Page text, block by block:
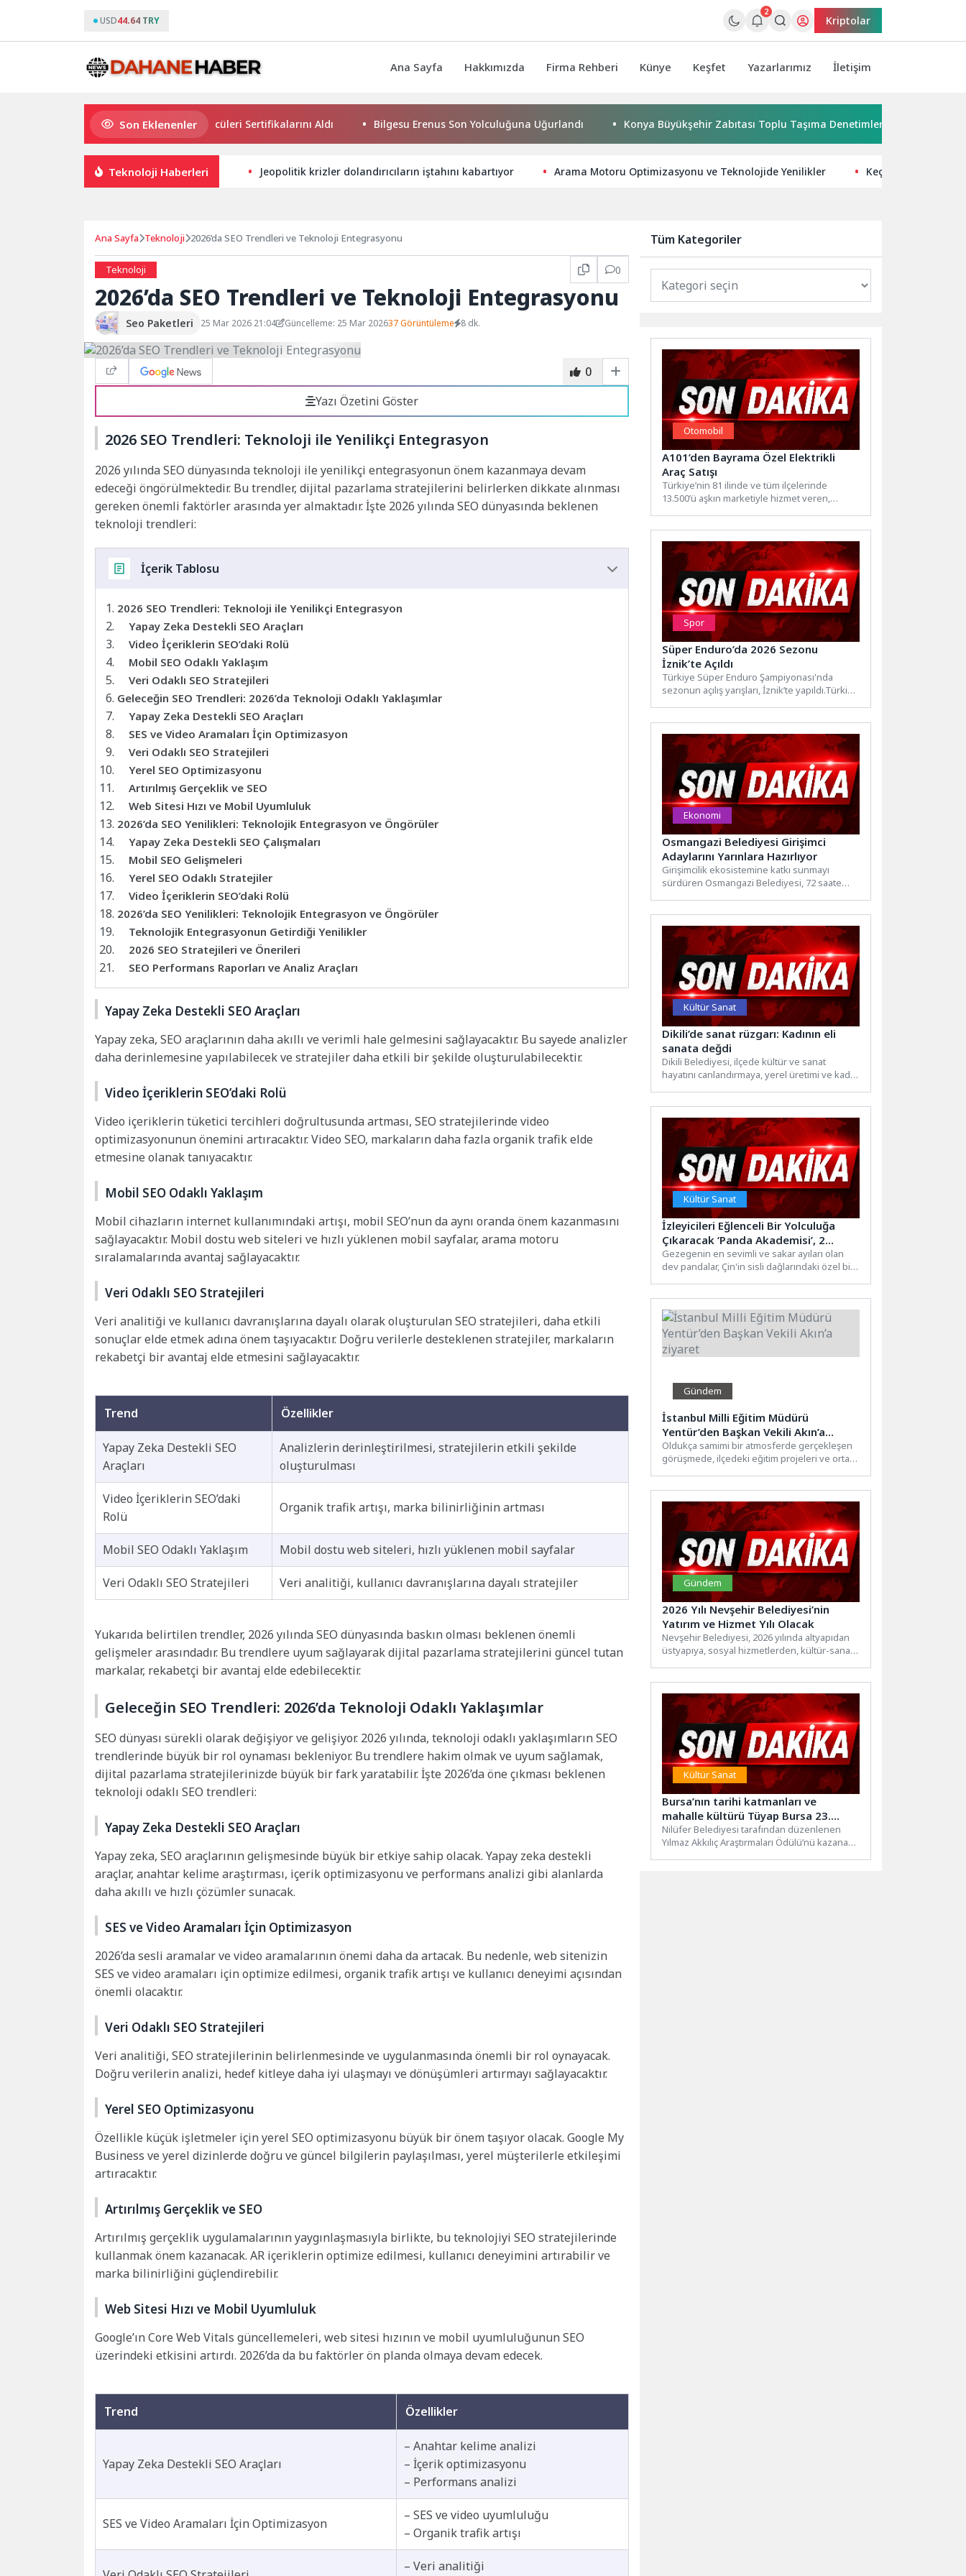
USD44.64 TRY
2
Kriptolar
Ana Sayfa Hakkımızda Firma Rehberi Künye Keşfet Yazarlarımız İletişim
Son Eklenenler
Osmangazi’de Geleceğin Yüzücüleri Sertifikalarını Aldı Bilgesu Erenus Son Yolculuğuna Uğurlandı Konya Büyükşehir Zabıtası Toplu Taşıma Denetimlerini Sürdürüyor
Teknoloji Haberleri Jeopolitik krizler dolandırıcıların iştahını kabartıyor Arama Motoru Optimizasyonu ve Teknolojide Yenilikler Keçiören
Ana Sayfa Teknoloji 2026’da SEO Trendleri ve Teknoloji Entegrasyonu
Teknoloji 0
2026’da SEO Trendleri ve Teknoloji Entegrasyonu
Seo Paketleri 25 Mar 2026 21:04 Güncelleme: 25 Mar 202637 Görüntüleme 8 dk.
0
Yazı Özetini Göster
2026 SEO Trendleri: Teknoloji ile Yenilikçi Entegrasyon
2026 yılında SEO dünyasında teknoloji ile yenilikçi entegrasyonun önem kazanmaya devam
edeceği öngörülmektedir. Bu trendler, dijital pazarlama stratejilerini belirlerken dikkate alınması
gereken önemli faktörler arasında yer almaktadır. İşte 2026 yılında SEO dünyasında beklenen
teknoloji trendleri:
İçerik Tablosu
2026 SEO Trendleri: Teknoloji ile Yenilikçi Entegrasyon
Yapay Zeka Destekli SEO Araçları
Video İçeriklerin SEO’daki Rolü
Mobil SEO Odaklı Yaklaşım
Veri Odaklı SEO Stratejileri
Geleceğin SEO Trendleri: 2026’da Teknoloji Odaklı Yaklaşımlar
Yapay Zeka Destekli SEO Araçları
SES ve Video Aramaları İçin Optimizasyon
Veri Odaklı SEO Stratejileri
Yerel SEO Optimizasyonu
Artırılmış Gerçeklik ve SEO
Web Sitesi Hızı ve Mobil Uyumluluk
2026’da SEO Yenilikleri: Teknolojik Entegrasyon ve Öngörüler
Yapay Zeka Destekli SEO Çalışmaları
Mobil SEO Gelişmeleri
Yerel SEO Odaklı Stratejiler
Video İçeriklerin SEO’daki Rolü
2026’da SEO Yenilikleri: Teknolojik Entegrasyon ve Öngörüler
Teknolojik Entegrasyonun Getirdiği Yenilikler
2026 SEO Stratejileri ve Önerileri
SEO Performans Raporları ve Analiz Araçları
Yapay Zeka Destekli SEO Araçları
Yapay zeka, SEO araçlarının daha akıllı ve verimli hale gelmesini sağlayacaktır. Bu sayede analizler
daha derinlemesine yapılabilecek ve stratejiler daha etkili bir şekilde oluşturulabilecektir.
Video İçeriklerin SEO’daki Rolü
Video içeriklerin tüketici tercihleri doğrultusunda artması, SEO stratejilerinde video
optimizasyonunun önemini artıracaktır. Video SEO, markaların daha fazla organik trafik elde
etmesine olanak tanıyacaktır.
Mobil SEO Odaklı Yaklaşım
Mobil cihazların internet kullanımındaki artışı, mobil SEO’nun da aynı oranda önem kazanmasını
sağlayacaktır. Mobil dostu web siteleri ve hızlı yüklenen mobil sayfalar, arama motoru
sıralamalarında avantaj sağlayacaktır.
Veri Odaklı SEO Stratejileri
Veri analitiği ve kullanıcı davranışlarına dayalı olarak oluşturulan SEO stratejileri, daha etkili
sonuçlar elde etmek adına önem taşıyacaktır. Doğru verilerle desteklenen stratejiler, markaların
rekabetçi bir avantaj elde etmesini sağlayacaktır.
Trend Özellikler
Yapay Zeka Destekli SEO
Araçları
Analizlerin derinleştirilmesi, stratejilerin etkili şekilde
oluşturulması
Video İçeriklerin SEO’daki
Rolü
Organik trafik artışı, marka bilinirliğinin artması
Mobil SEO Odaklı Yaklaşım Mobil dostu web siteleri, hızlı yüklenen mobil sayfalar
Veri Odaklı SEO Stratejileri Veri analitiği, kullanıcı davranışlarına dayalı stratejiler
Yukarıda belirtilen trendler, 2026 yılında SEO dünyasında baskın olması beklenen önemli
gelişmeler arasındadır. Bu trendlere uyum sağlayarak dijital pazarlama stratejilerini güncel tutan
markalar, rekabetçi bir avantaj elde edebilecektir.
Geleceğin SEO Trendleri: 2026’da Teknoloji Odaklı Yaklaşımlar
SEO dünyası sürekli olarak değişiyor ve gelişiyor. 2026 yılında, teknoloji odaklı yaklaşımların SEO
trendlerinde büyük bir rol oynaması bekleniyor. Bu trendlere hakim olmak ve uyum sağlamak,
dijital pazarlama stratejilerinizde büyük bir fark yaratabilir. İşte 2026’da öne çıkması beklenen
teknoloji odaklı SEO trendleri:
Yapay Zeka Destekli SEO Araçları
Yapay zeka, SEO araçlarının gelişmesinde büyük bir etkiye sahip olacak. Yapay zeka destekli
araçlar, anahtar kelime araştırması, içerik optimizasyonu ve performans analizi gibi alanlarda
daha akıllı ve hızlı çözümler sunacak.
SES ve Video Aramaları İçin Optimizasyon
2026’da sesli aramalar ve video aramalarının önemi daha da artacak. Bu nedenle, web sitenizin
SES ve video aramaları için optimize edilmesi, organik trafik artışı ve kullanıcı deneyimi açısından
önemli olacaktır.
Veri Odaklı SEO Stratejileri
Veri analitiği, SEO stratejilerinin belirlenmesinde ve uygulanmasında önemli bir rol oynayacak.
Doğru verilerin analizi, hedef kitleye daha iyi ulaşmayı ve dönüşümleri artırmayı sağlayacaktır.
Yerel SEO Optimizasyonu
Özellikle küçük işletmeler için yerel SEO optimizasyonu büyük bir önem taşıyor olacak. Google My
Business ve yerel dizinlerde doğru ve güncel bilgilerin paylaşılması, yerel müşterilerle etkileşimi
artıracaktır.
Artırılmış Gerçeklik ve SEO
Artırılmış gerçeklik uygulamalarının yaygınlaşmasıyla birlikte, bu teknolojiyi SEO stratejilerinde
kullanmak önem kazanacak. AR içeriklerin optimize edilmesi, kullanıcı deneyimini artırabilir ve
marka bilinirliğini güçlendirebilir.
Web Sitesi Hızı ve Mobil Uyumluluk
Google’ın Core Web Vitals güncellemeleri, web sitesi hızının ve mobil uyumluluğunun SEO
üzerindeki etkisini artırdı. 2026’da da bu faktörler ön planda olmaya devam edecek.
Trend Özellikler
Yapay Zeka Destekli SEO Araçları
– Anahtar kelime analizi
– İçerik optimizasyonu
– Performans analizi
SES ve Video Aramaları İçin Optimizasyon
– SES ve video uyumluluğu
– Organik trafik artışı
– Veri analitiği
Tüm Kategoriler
Otomobil
A101’den Bayrama Özel Elektrikli
Araç Satışı
Türkiye’nin 81 ilinde ve tüm ilçelerinde
13.500’ü aşkın marketiyle hizmet veren,
Spor
Süper Enduro’da 2026 Sezonu
İznik’te Açıldı
Türkiye Süper Enduro Şampiyonası'nda
sezonun açılış yarışları, İznik’te yapıldı.Türkiye
Ekonomi
Osmangazi Belediyesi Girişimci
Adaylarını Yarınlara Hazırlıyor
Girişimcilik ekosistemine katkı sunmayı
sürdüren Osmangazi Belediyesi, 72 saate
Kültür Sanat
Dikili’de sanat rüzgarı: Kadının eli
sanata değdi
Dikili Belediyesi, ilçede kültür ve sanat
hayatını canlandırmaya, yerel üretimi ve kadın
Kültür Sanat
İzleyicileri Eğlenceli Bir Yolculuğa
Çıkaracak ‘Panda Akademisi’, 2
Ağustos Pazar Saat 20.00’de
National Geographic WILD
Ekranlarında Başlıyor!
Gezegenin en sevimli ve sakar ayıları olan
dev pandalar, Çin'in sisli dağlarındaki özel bir
Gündem
İstanbul Milli Eğitim Müdürü
Yentür’den Başkan Vekili Akın’a
ziyaret
Oldukça samimi bir atmosferde gerçekleşen
görüşmede, ilçedeki eğitim projeleri ve ortak
Gündem
2026 Yılı Nevşehir Belediyesi’nin
Yatırım ve Hizmet Yılı Olacak
Nevşehir Belediyesi, 2026 yılında altyapıdan
üstyapıya, sosyal hizmetlerden, kültür-sanat
Kültür Sanat
Bursa’nın tarihi katmanları ve
mahalle kültürü Tüyap Bursa 23.
Kitap Fuarı’nda konuşuldu
Nilüfer Belediyesi tarafından düzenlenen
Yılmaz Akkılıç Araştırmaları Ödülü’nü kazanan